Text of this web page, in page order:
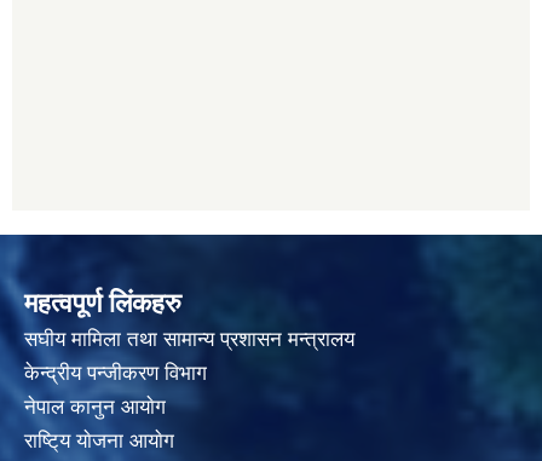
महत्वपूर्ण लिंकहरु
स‌घीय मामिला तथा सामान्य प्रशासन मन्त्रालय
केन्द्रीय पन्जीकरण विभाग
नेपाल कानुन आयाेग
राष्टि्य याेजना आयाेग